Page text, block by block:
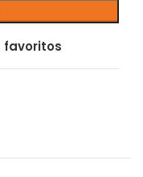
favoritos